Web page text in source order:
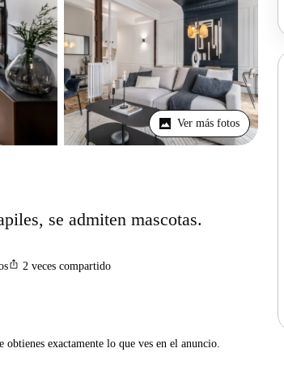
Ver más fotos
se admiten mascotas.
ios_share 2 veces compartido
obtienes exactamente lo que ves en el anuncio.